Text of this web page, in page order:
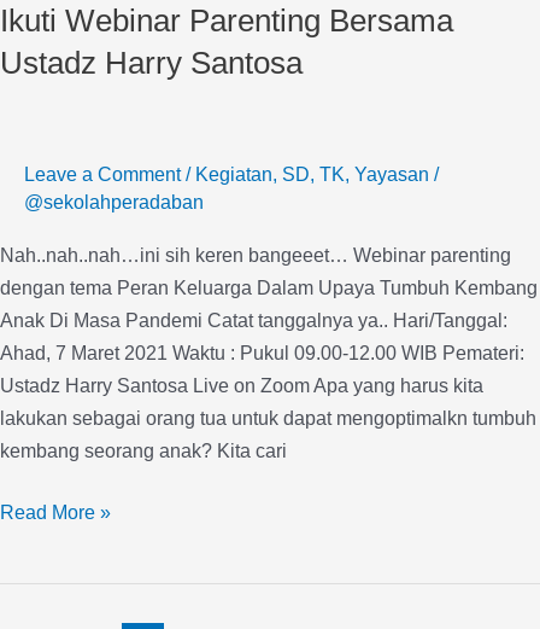
Ikuti Webinar Parenting Bersama
Ustadz Harry Santosa
Leave a Comment / Kegiatan, SD, TK, Yayasan /
@sekolahperadaban
Nah..nah..nah…ini sih keren bangeeet… Webinar parenting
dengan tema Peran Keluarga Dalam Upaya Tumbuh Kembang
Anak Di Masa Pandemi Catat tanggalnya ya.. Hari/Tanggal:
Ahad, 7 Maret 2021 Waktu : Pukul 09.00-12.00 WIB Pemateri:
Ustadz Harry Santosa Live on Zoom Apa yang harus kita
lakukan sebagai orang tua untuk dapat mengoptimalkn tumbuh
kembang seorang anak? Kita cari
Parenting
Bersama
Read More »